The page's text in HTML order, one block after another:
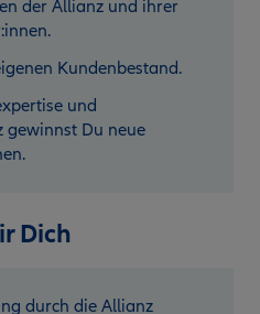
der Allianz und ihrer
Kundenbestand.
und
gewinnst Du neue
Dich
durch die Allianz